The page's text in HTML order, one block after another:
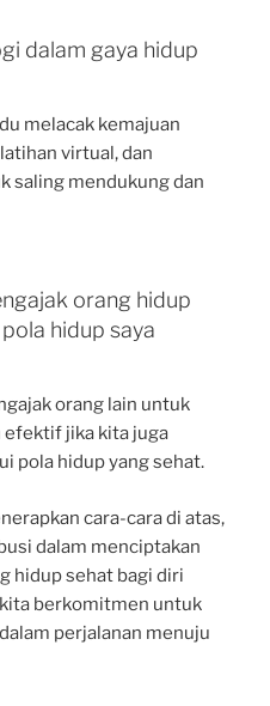
dalam gaya hidup
melacak kemajuan
virtual, dan
saling mendukung dan
orang hidup
hidup saya
orang lain untuk
efektif jika kita juga
pola hidup yang sehat.
cara-cara di atas,
dalam menciptakan
hidup sehat bagi diri
berkomitmen untuk
perjalanan menuju